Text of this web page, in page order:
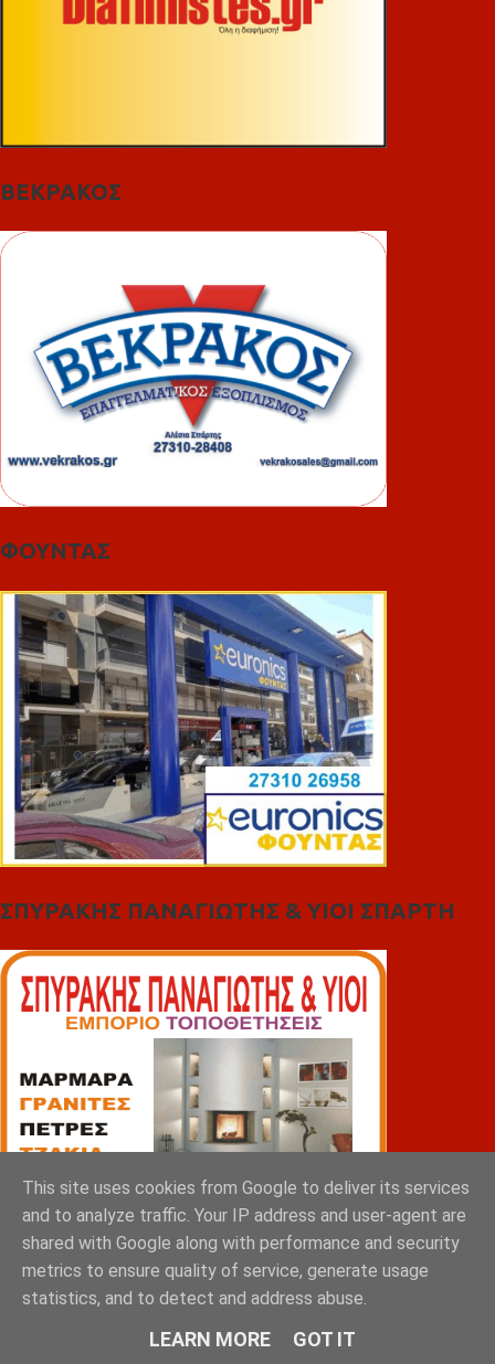
ΒΕΚΡΑΚΟΣ
ΦΟΥΝΤΑΣ
ΣΠΥΡΑΚΗΣ ΠΑΝΑΓΙΩΤΗΣ & YIOI ΣΠΑΡΤΗ
This site uses cookies from Google to deliver its services
and to analyze traffic. Your IP address and user-agent are
shared with Google along with performance and security
metrics to ensure quality of service, generate usage
statistics, and to detect and address abuse.
LEARN MORE GOT IT